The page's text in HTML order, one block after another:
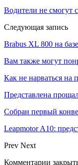
Водители не смогут
Следующая запись
Brabus XL 800 на
Вам также могут
Как не нарваться на
Представлена
Собран первый
Leapmotor A10:
Prev Next
Комментарии